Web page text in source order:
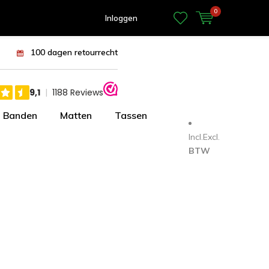
Inloggen
0
100 dagen retourrecht
Banden Matten Tassen
Incl.Excl.
BTW